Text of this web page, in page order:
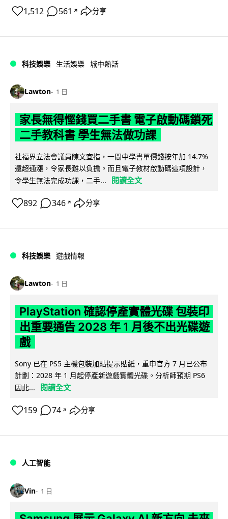
1,512 561 ↗ 分享
科技娛樂 生活娛樂 城中熱話
Lawton 1 日
家長無得慳錢買二手書 電子啟動碼鎖死
二手教科書 學生無法做功課
社福界立法會議員陳文宜指，一間中學書單價錢按年加 14.7%
遠超通漲，令家長難以負擔。而且電子教材啟動碼這項設計，
令學生無法完成功課，二手...
閱讀全文
892 346 ↗ 分享
科技娛樂 遊戲情報
Lawton 1 日
PlayStation 確認停產實體光碟 包裝印
出重要通告 2028 年 1 月後不出光碟遊
戲
Sony 已在 PS5 主機包裝加貼提示貼紙，重申官方 7 月已公布
計劃：2028 年 1 月起停產新遊戲實體光碟。分析師預期 PS6
因此...
閱讀全文
159 74 ↗ 分享
人工智能
Vin 1 日